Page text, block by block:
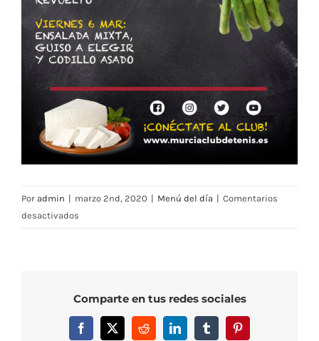
Por admin | marzo 2nd, 2020 | Menú del día | Comentarios
desactivados
Semana
2
al
Comparte en tus redes sociales
Facebook
X RedditLinkedInTumblrPinterest